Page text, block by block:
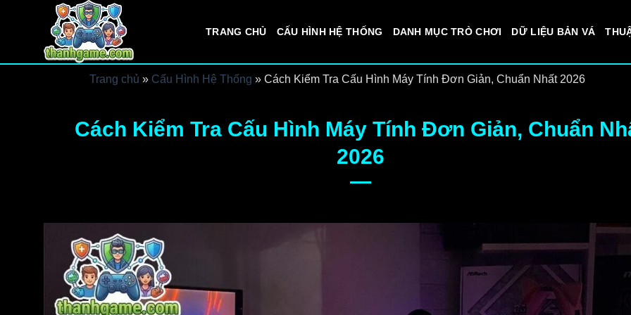
dung
TRANG CHỦ CẤU HÌNH HỆ THỐNG DANH MỤC TRÒ CHƠI DỮ LIỆU BẢN VÁ
Trang chủ » Cấu Hình Hệ Thống » Cách Kiểm Tra Cấu Hình Máy Tính Đơn Giản, Chuẩn Nhất 2026
Cách Kiểm Tra Cấu Hình Máy Tính Đơn Giản, Chuẩn
2026